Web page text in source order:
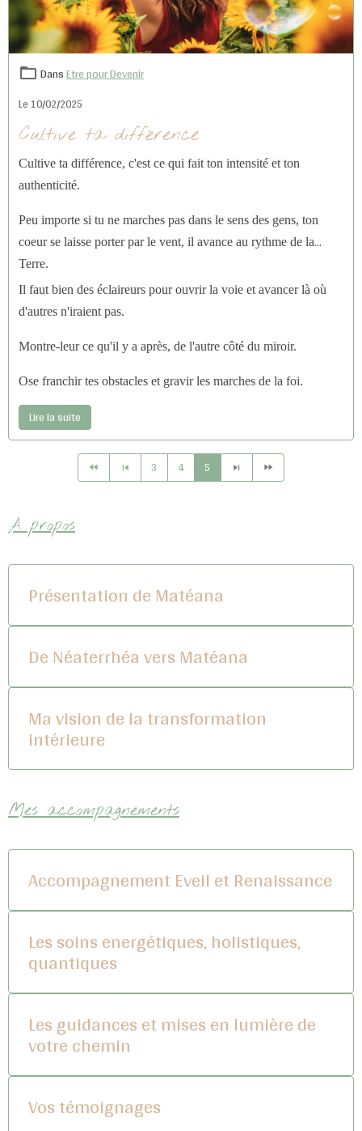
DansEtre pour Devenir
Le 10/02/2025
Cultive ta différence
Cultive ta différence, c'est ce qui fait ton intensité et ton
authenticité.
Peu importe si tu ne marches pas dans le sens des gens, ton
coeur se laisse porter par le vent, il avance au rythme de la
Terre.
Il faut bien des éclaireurs pour ouvrir la voie et avancer là où
d'autres n'iraient pas.
Montre-leur ce qu'il y a après, de l'autre côté du miroir.
Ose franchir tes obstacles et gravir les marches de la foi.
Lire la suite
3 4 5
A propos
Présentation de Matéana
De Néaterrhéa vers Matéana
Ma vision de la transformation
intérieure
Mes accompagnements
Accompagnement Eveil et Renaissance
Les soins energétiques, holistiques,
quantiques
Les guidances et mises en lumière de
votre chemin
Vos témoignages